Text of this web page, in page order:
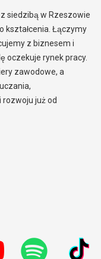
siedzibą w Rzeszowie
kształcenia. Łączymy
z biznesem i
oczekuje rynek pracy.
zawodowe, a
już od